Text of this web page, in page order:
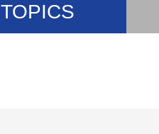
TOPICS